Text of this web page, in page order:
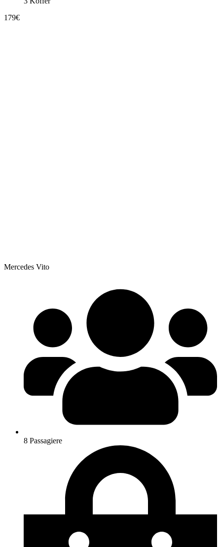
179€
Mercedes Vito
8 Passagiere